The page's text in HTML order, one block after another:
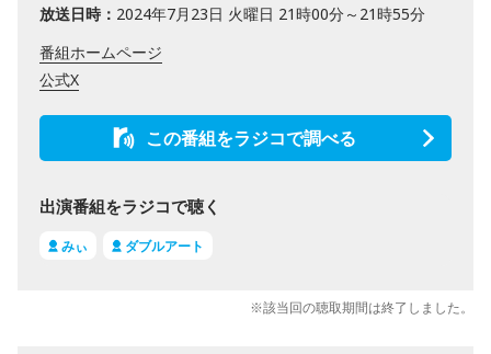
放送日時： 2024年7月23日 火曜日 21時00分～21時55分
番組ホームページ
公式X
この番組をラジコで調べる
出演番組をラジコで聴く
みぃ ダブルアート
※該当回の聴取期間は終了しました。